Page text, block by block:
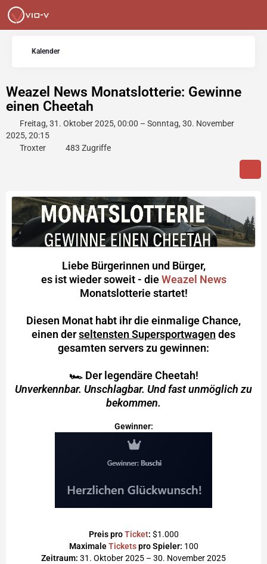
Kalender
Weazel News Monatslotterie: Gewinne
einen Cheetah
Freitag, 31. Oktober 2025, 00:00 – Sonntag, 30. November
2025, 20:15
Troxter
483 Zugriffe
Liebe Bürgerinnen und Bürger,
es ist wieder soweit - dieWeazel News
Monatslotterie startet!
Diesen Monat habt ihr die einmalige Chance,
einen derseltensten Supersportwagen des
gesamten servers zu gewinnen:
🏎️ Der legendäre Cheetah!
Unverkennbar. Unschlagbar. Und fast unmöglich zu
bekommen.
Gewinner:
Preis proTicket: $1.000
MaximaleTicketspro Spieler: 100
Zeitraum: 31. Oktober 2025 – 30. November 2025